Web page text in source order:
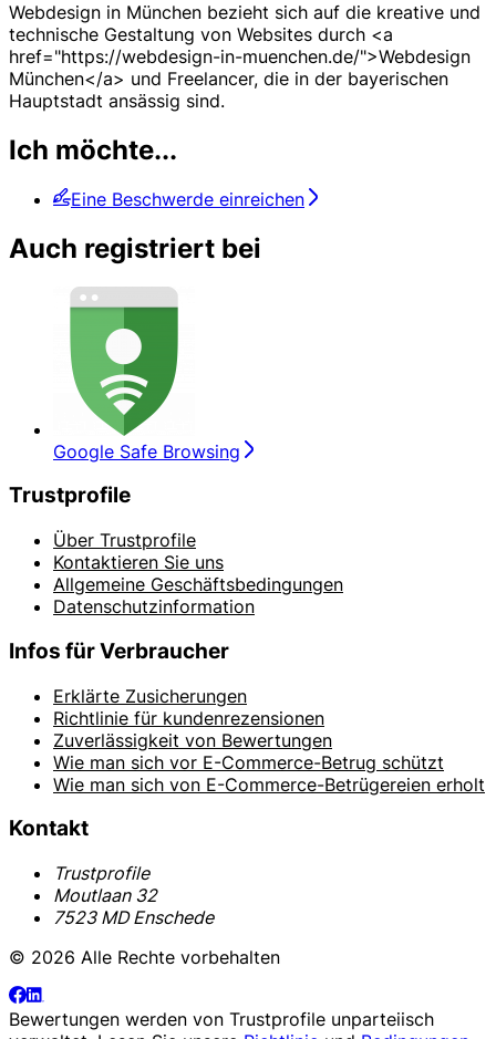
Webdesign in München bezieht sich auf die kreative und
technische Gestaltung von Websites durch <a
href="https://webdesign-in-muenchen.de/">Webdesign
München</a> und Freelancer, die in der bayerischen
Hauptstadt ansässig sind.
Ich möchte...
Eine Beschwerde einreichen
Auch registriert bei
Google Safe Browsing
Trustprofile
Über Trustprofile
Kontaktieren Sie uns
Allgemeine Geschäftsbedingungen
Datenschutzinformation
Infos für Verbraucher
Erklärte Zusicherungen
Richtlinie für kundenrezensionen
Zuverlässigkeit von Bewertungen
Wie man sich vor E-Commerce-Betrug schützt
Wie man sich von E-Commerce-Betrügereien erholt
Kontakt
Trustprofile
Moutlaan 32
7523 MD Enschede
© 2026 Alle Rechte vorbehalten
Bewertungen werden von Trustprofile unparteiisch